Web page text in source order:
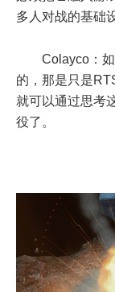
多人对战的基础
Colayco：
的，那是只是
就可以通过思考
役了。